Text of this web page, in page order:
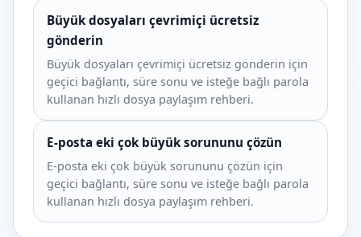
Büyük dosyaları çevrimiçi ücretsiz
gönderin
Büyük dosyaları çevrimiçi ücretsiz gönderin için
geçici bağlantı, süre sonu ve isteğe bağlı parola
kullanan hızlı dosya paylaşım rehberi.
E-posta eki çok büyük sorununu çözün
E-posta eki çok büyük sorununu çözün için
geçici bağlantı, süre sonu ve isteğe bağlı parola
kullanan hızlı dosya paylaşım rehberi.